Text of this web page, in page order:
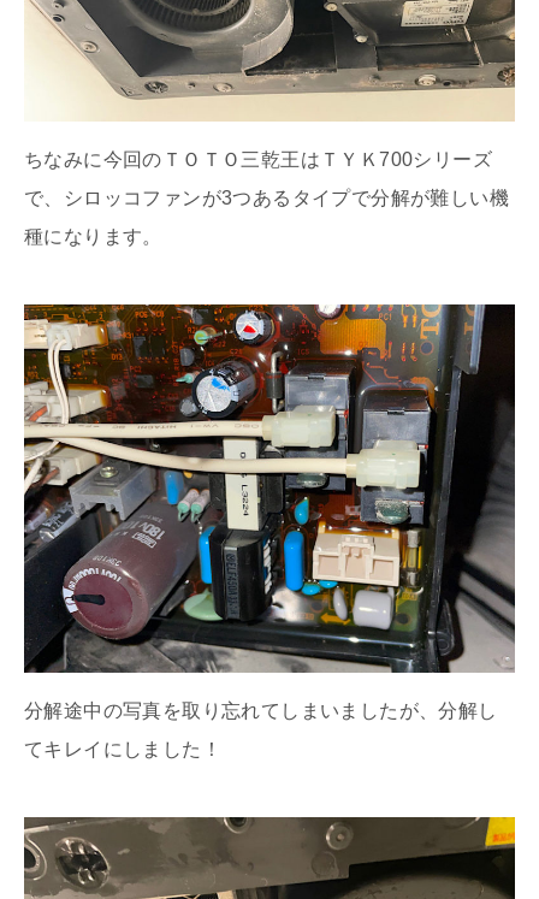
ちなみに今回のＴＯＴＯ三乾王はＴＹＫ700シリーズ
で、シロッコファンが3つあるタイプで分解が難しい機
種になります。
分解途中の写真を取り忘れてしまいましたが、分解し
てキレイにしました！